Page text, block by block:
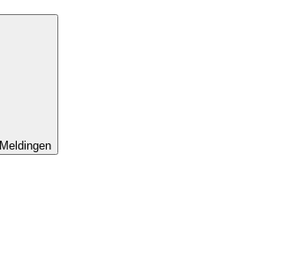
Meldingen